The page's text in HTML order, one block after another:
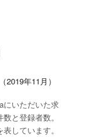
にいただいた求
数と登録者数。
しています。